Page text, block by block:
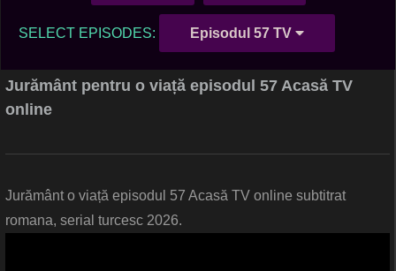
SELECT EPISODES: Episodul 57 TV
Jurământ pentru o viață episodul 57 Acasă TV
online
Jurământ o viață episodul 57 Acasă TV online subtitrat
romana, serial turcesc 2026.